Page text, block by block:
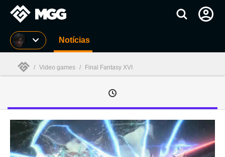
Millenium Notícias
/ Video games / Final Fantasy XVI